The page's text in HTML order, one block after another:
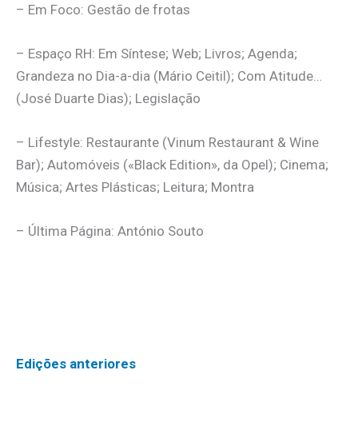
– Em Foco: Gestão de frotas
– Espaço RH: Em Síntese; Web; Livros; Agenda;
Grandeza no Dia-a-dia (Mário Ceitil); Com Atitude…
(José Duarte Dias); Legislação
– Lifestyle: Restaurante (Vinum Restaurant & Wine
Bar); Automóveis («Black Edition», da Opel); Cinema;
Música; Artes Plásticas; Leitura; Montra
– Última Página: António Souto
Edições anteriores